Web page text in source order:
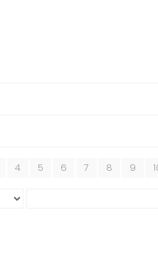
4 5 6 7 8 9